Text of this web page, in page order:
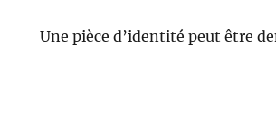
Une pièce d’identité peut être